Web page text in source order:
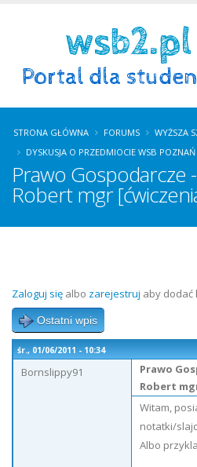
STRONA GŁÓWNA FORUMS
WYŻSZA
DYSKUSJA O PRZEDMIOCIE WSB POZNAŃ
Prawo Gospodarcze
Robert mgr
Zaloguj się albo zarejestruj aby dodać
Ostatni wpis
śr., 01/06/2011 - 10:34
Bornslippy91
Prawo
Robert
Witam,
notatki/
Albo